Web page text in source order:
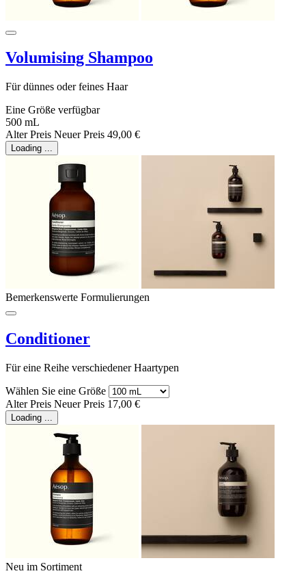
Volumising Shampoo
Für dünnes oder feines Haar
Eine Größe verfügbar
500 mL
Alter Preis Neuer Preis 49,00 €
Loading ...
Bemerkenswerte Formulierungen
Conditioner
Für eine Reihe verschiedener Haartypen
Wählen Sie eine Größe
Alter Preis Neuer Preis 17,00 €
Loading ...
Neu im Sortiment